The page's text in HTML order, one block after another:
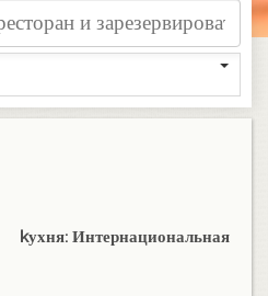
kухня: Интернациональная